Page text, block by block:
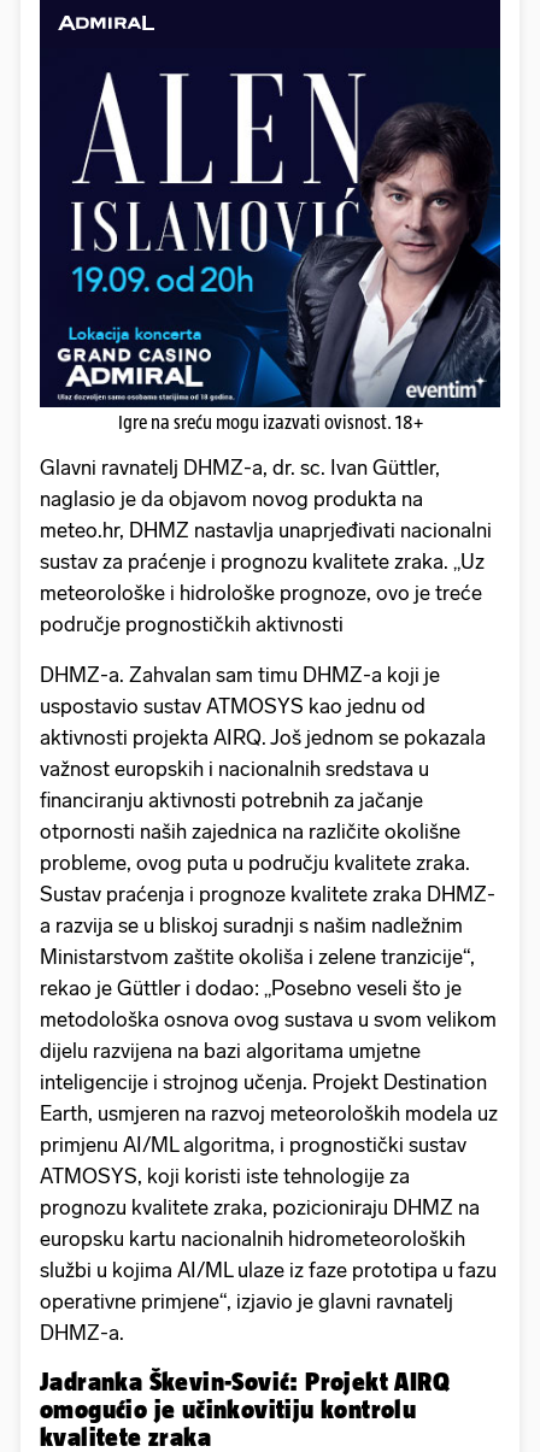
Igre na sreću mogu izazvati ovisnost. 18+
Glavni ravnatelj DHMZ-a, dr. sc. Ivan Güttler,
naglasio je da objavom novog produkta na
meteo.hr, DHMZ nastavlja unaprjeđivati nacionalni
sustav za praćenje i prognozu kvalitete zraka. „Uz
meteorološke i hidrološke prognoze, ovo je treće
područje prognostičkih aktivnosti
DHMZ-a. Zahvalan sam timu DHMZ-a koji je
uspostavio sustav ATMOSYS kao jednu od
aktivnosti projekta AIRQ. Još jednom se pokazala
važnost europskih i nacionalnih sredstava u
financiranju aktivnosti potrebnih za jačanje
otpornosti naših zajednica na različite okolišne
probleme, ovog puta u području kvalitete zraka.
Sustav praćenja i prognoze kvalitete zraka DHMZ-
a razvija se u bliskoj suradnji s našim nadležnim
Ministarstvom zaštite okoliša i zelene tranzicije“,
rekao je Güttler i dodao: „Posebno veseli što je
metodološka osnova ovog sustava u svom velikom
dijelu razvijena na bazi algoritama umjetne
inteligencije i strojnog učenja. Projekt Destination
Earth, usmjeren na razvoj meteoroloških modela uz
primjenu AI/ML algoritma, i prognostički sustav
ATMOSYS, koji koristi iste tehnologije za
prognozu kvalitete zraka, pozicioniraju DHMZ na
europsku kartu nacionalnih hidrometeoroloških
službi u kojima AI/ML ulaze iz faze prototipa u fazu
operativne primjene“, izjavio je glavni ravnatelj
DHMZ-a.
Jadranka Škevin-Sović: Projekt AIRQ
omogućio je učinkovitiju kontrolu
kvalitete zraka